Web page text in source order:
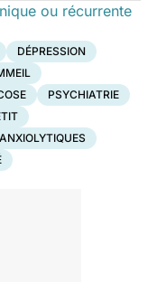
ou récurrente
DÉPRESSION
PSYCHIATRIE
ANXIOLYTIQUES